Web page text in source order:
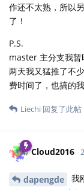
作还不太熟，所以
了！
P.S.
master 主分支我暂
两天我又猛推了不
费时间了，也搞的
Liechi 回复了此帖
Cloud2016
dapengde
我